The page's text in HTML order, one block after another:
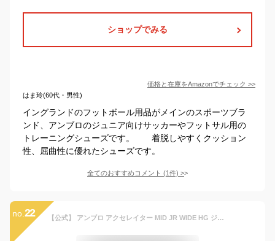
ショップでみる
価格と在庫をAmazonでチェック >>
はま玲(60代・男性)
イングランドのフットボール用品がメインのスポーツブラ
ンド、アンブロのジュニア向けサッカーやフットサル用の
トレーニングシューズです。 着脱しやすくクッション
性、屈曲性に優れたシューズです。
全てのおすすめコメント (1件) >
no. 22 【公式】 アンブロ アクセレイター MID JR WIDE HG ジュニア用 スパイク ワイド幅広 合成皮革 GAINA ジュニア キッズ シューズ サッカースパイク フットサルシューズ 靴 サッカー フットボール サッカーウェア スポーツウェア ブランド 2022年秋冬モデル UU4UJA01WB